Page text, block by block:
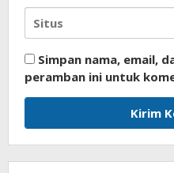
Simpan nama, email,
peramban ini untuk